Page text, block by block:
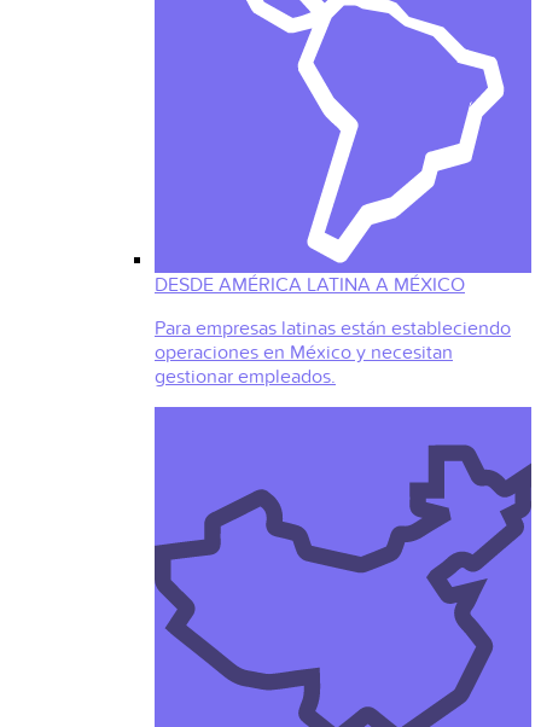
DESDE AMÉRICA LATINA A MÉXICO
Para empresas latinas están estableciendo
operaciones en México y necesitan
gestionar empleados.